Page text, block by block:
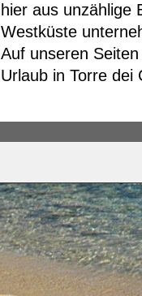
hier aus unzählige
Westküste
Auf unseren
Urlaub in Torre dei